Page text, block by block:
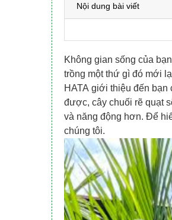
Nội dung bài viết
Không gian sống của
trồng một thứ gì đó mới
HATA giới thiệu đến bạn
được, cây chuối rẽ quạt
và năng động hơn. Để
chúng tôi.